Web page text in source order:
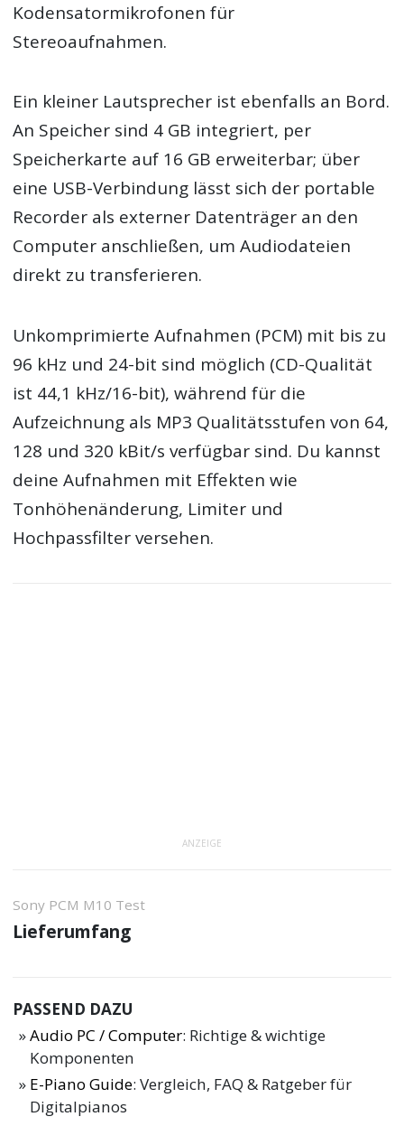
Kodensatormikrofonen für
Stereoaufnahmen.
Ein kleiner Lautsprecher ist ebenfalls an Bord.
An Speicher sind 4 GB integriert, per
Speicherkarte auf 16 GB erweiterbar; über
eine USB-Verbindung lässt sich der portable
Recorder als externer Datenträger an den
Computer anschließen, um Audiodateien
direkt zu transferieren.
Unkomprimierte Aufnahmen (PCM) mit bis zu
96 kHz und 24-bit sind möglich (CD-Qualität
ist 44,1 kHz/16-bit), während für die
Aufzeichnung als MP3 Qualitätsstufen von 64,
128 und 320 kBit/s verfügbar sind. Du kannst
deine Aufnahmen mit Effekten wie
Tonhöhenänderung, Limiter und
Hochpassfilter versehen.
ANZEIGE
Sony PCM M10 Test
Lieferumfang
PASSEND DAZU
Audio PC / Computer: Richtige & wichtige
Komponenten
E-Piano Guide: Vergleich, FAQ & Ratgeber für
Digitalpianos